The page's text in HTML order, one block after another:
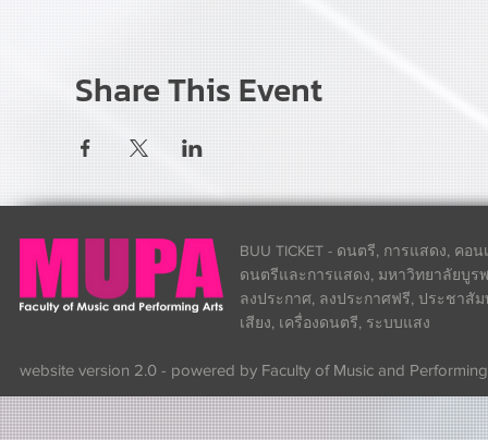
Share This Event
BUU TICKET - ดนตรี, การแสดง, คอ
ดนตรีและการแสดง, มหาวิทยาลัยบูร
ลงประกาศ, ลงประกาศฟรี, ประชาสั
เสียง, เครื่องดนตรี, ระบบแสง
website version 2.0 - powered by Faculty of Music and